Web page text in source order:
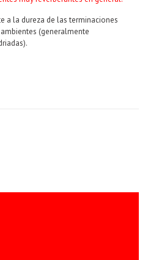
a la dureza de las terminaciones
(generalmente